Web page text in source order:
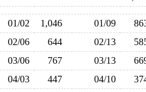
01/02 1,046 01/09
02/06 644 02/13
03/06 767 03/13
04/03 447 04/10